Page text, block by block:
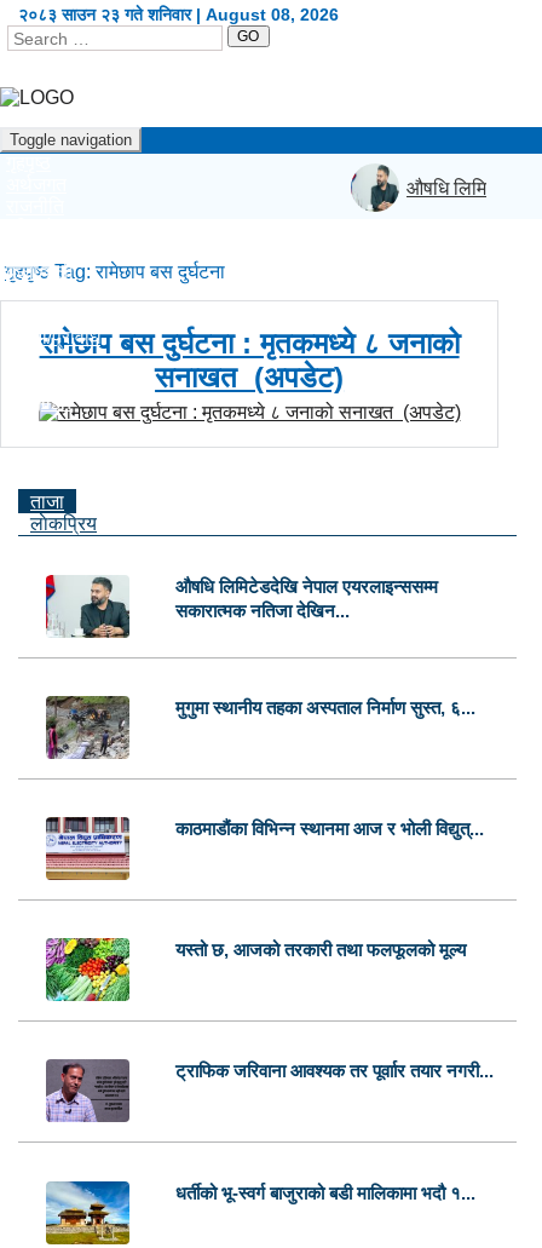
२०८३ साउन २३ गते शनिवार | August 08, 2026
GO
Toggle navigation
कला/शैली
सूचना/प्रविधि
English
औषधि लिमिटेडदेखि
गृहपृष्ठ Tag:रामेछाप बस दुर्घटना
रामेछाप बस दुर्घटना : मृतकमध्ये ८ जनाको
सनाखत (अपडेट)
ताजा
लाेकप्रिय
औषधि लिमिटेडदेखि नेपाल एयरलाइन्ससम्म
सकारात्मक नतिजा देखिन...
मुगुमा स्थानीय तहका अस्पताल निर्माण सुस्त, ६...
काठमाडौंका विभिन्न स्थानमा आज र भोली विद्युत्...
यस्तो छ, आजको तरकारी तथा फलफूलको मूल्य
ट्राफिक जरिवाना आवश्यक तर पूर्वाार तयार नगरी...
धर्तीको भू-स्वर्ग बाजुराको बडी मालिकामा भदौ १...